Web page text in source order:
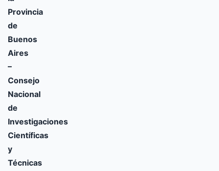
Provincia
de
Buenos
Aires
–
Consejo
Nacional
de
Investigaciones
Científicas
y
Técnicas